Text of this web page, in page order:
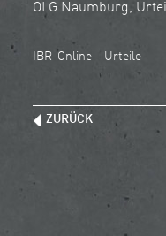
OLG Naumburg,
IBR-Online - Urteile
ZURÜCK